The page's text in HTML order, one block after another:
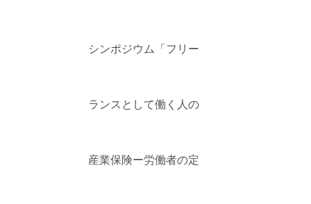
シンポジウム「フリー
ランスとして働く人の
産業保険ー労働者の定